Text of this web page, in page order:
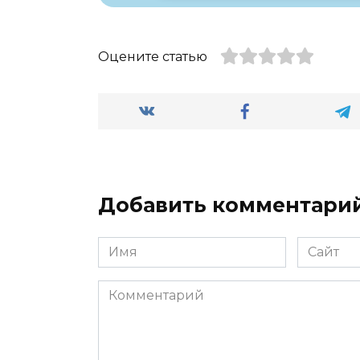
Оцените статью
Добавить
Имя
*
Сайт
Комментарий